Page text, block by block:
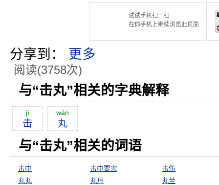
试试手机扫一扫
在你手机上继续浏览此页面
分享到： 更多
阅读(3758次)
与“击丸”相关的字典解释
jī
击
wán
丸
与“击丸”相关的词语
击中 击中要害
击伤
丸丸
丸丹 丸兰